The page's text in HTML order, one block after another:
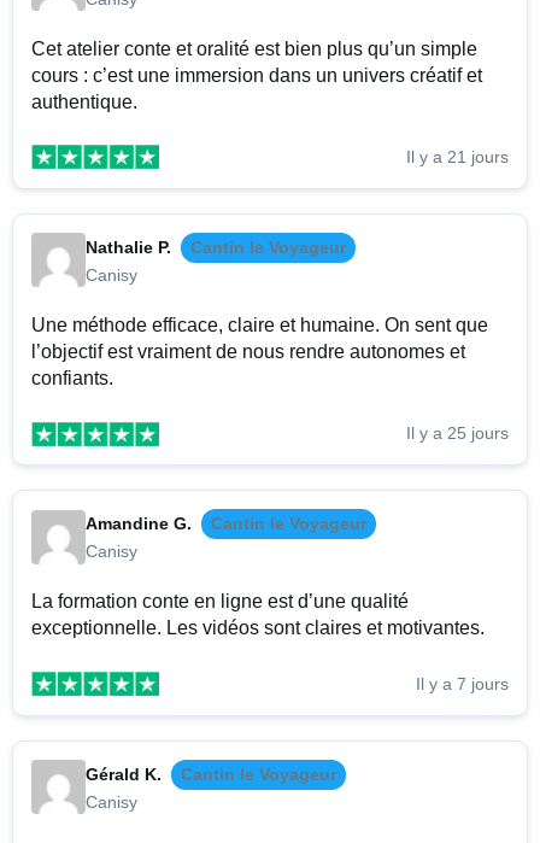
Cet atelier conte et oralité est bien plus qu’un simple
cours : c’est une immersion dans un univers créatif et
authentique.
Il y a 21 jours
Nathalie P.
Cantin le Voyageur
Canisy
Une méthode efficace, claire et humaine. On sent que
l’objectif est vraiment de nous rendre autonomes et
confiants.
Il y a 25 jours
Amandine G.
Cantin le Voyageur
Canisy
La formation conte en ligne est d’une qualité
exceptionnelle. Les vidéos sont claires et motivantes.
Il y a 7 jours
Gérald K.
Cantin le Voyageur
Canisy